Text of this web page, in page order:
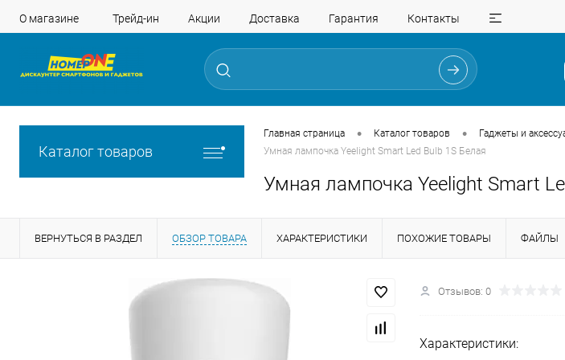
О магазине Трейд-ин Акции Доставка Гарантия Контакты
Каталог товаров
Главная страница • Каталог товаров • Гаджеты и
Умная лампочка Yeelight Smart Led Bulb 1S Белая
Умная лампочка Yeelight Smart
ВЕРНУТЬСЯ В РАЗДЕЛ ОБЗОР ТОВАРА ХАРАКТЕРИСТИКИ ПОХОЖИЕ ТОВАРЫ ФАЙЛЫ
Отзывов: 0
Характеристики:
Для клиентов всех банков
Разбейтеоплату